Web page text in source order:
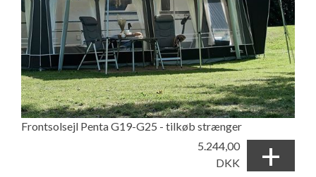
Frontsolsejl Penta G19-G25 - tilkøb strænger
5.244,00
DKK
+